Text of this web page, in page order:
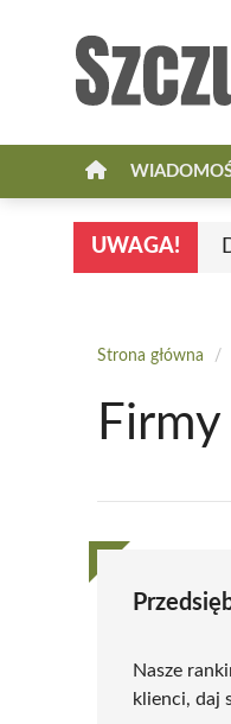
UWAGA!
Strona główna /
Nasze
klienci, daj